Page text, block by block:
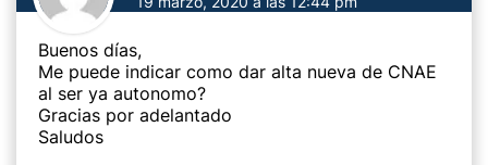
Buenos días,
Me puede indicar como dar alta nueva de CNAE
al ser ya autonomo?
Gracias por adelantado
Saludos